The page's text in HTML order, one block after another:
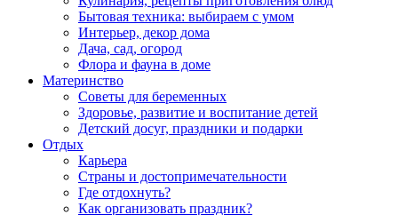
Бытовая техника: выбираем с умом
Интерьер, декор дома
Дача, сад, огород
Флора и фауна в доме
Материнство
Советы для беременных
Здоровье, развитие и воспитание детей
Детский досуг, праздники и подарки
Отдых
Карьера
Страны и достопримечательности
Где отдохнуть?
Как организовать праздник?